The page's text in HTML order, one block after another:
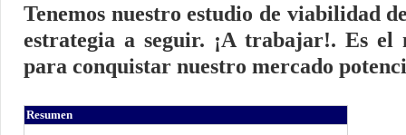
Tenemos nuestro estudio de viabilidad
estrategia a seguir. ¡A trabajar!. Es el
para conquistar nuestro mercado
Resumen